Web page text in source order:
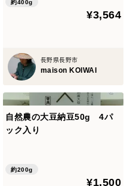
約400g
¥3,564
長野県長野市
maison KOIWAI
自然農の大豆納豆50g 4パ
ック入り
約200g
¥1,500